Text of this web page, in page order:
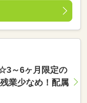
～6ヶ月限定の
業少なめ！配属